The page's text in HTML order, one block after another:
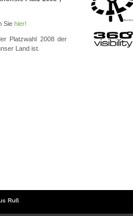
Sie hier!
Platzwahl 2008 der
Land ist.
Ruß